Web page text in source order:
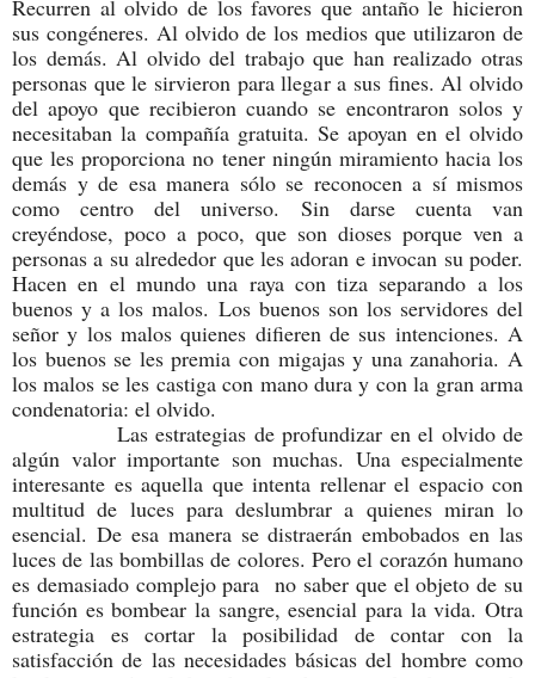
Recurren al olvido de los favores que antaño le hicieron
sus congéneres. Al olvido de los medios que utilizaron de
los demás. Al olvido del trabajo que han realizado otras
personas que le sirvieron para llegar a sus fines. Al olvido
del apoyo que recibieron cuando se encontraron solos y
necesitaban la compañía gratuita. Se apoyan en el olvido
que les proporciona no tener ningún miramiento hacia los
demás y de esa manera sólo se reconocen a sí mismos
como centro del universo. Sin darse cuenta van
creyéndose, poco a poco, que son dioses porque ven a
personas a su alrededor que les adoran e invocan su poder.
Hacen en el mundo una raya con tiza separando a los
buenos y a los malos. Los buenos son los servidores del
señor y los malos quienes difieren de sus intenciones. A
los buenos se les premia con migajas y una zanahoria. A
los malos se les castiga con mano dura y con la gran arma
condenatoria: el olvido.
Las estrategias de profundizar en el olvido de
algún valor importante son muchas. Una especialmente
interesante es aquella que intenta rellenar el espacio con
multitud de luces para deslumbrar a quienes miran lo
esencial. De esa manera se distraerán embobados en las
luces de las bombillas de colores. Pero el corazón humano
es demasiado complejo para no saber que el objeto de su
función es bombear la sangre, esencial para la vida. Otra
estrategia es cortar la posibilidad de contar con la
satisfacción de las necesidades básicas del hombre como